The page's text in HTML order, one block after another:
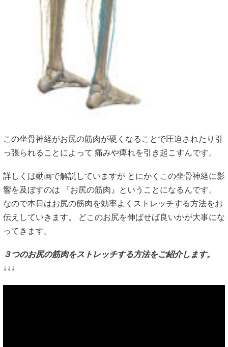
この坐骨神経がお尻の筋肉が硬くなることで圧迫されたり引
っ張られることによって 痛みや痺れを引き起こすんです。
詳しくは動画で解説していますが とにかくこの坐骨神経に影
響を及ぼすのは 『お尻の筋肉』ということになるんです。
なので本日はお尻の筋肉を効率よくストレッチする方法をお
伝えしていきます。 どこのお尻を伸ばせば良いかが大事にな
ってきます。
３つのお尻の筋肉をストレッチする方法をご紹介します。
↓↓↓